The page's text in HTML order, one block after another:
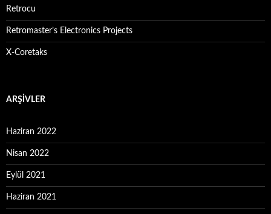
Retrocu
Retromaster’s Electronics Projects
X-Coretaks
ARŞIVLER
Haziran 2022
Nisan 2022
Eylül 2021
Haziran 2021